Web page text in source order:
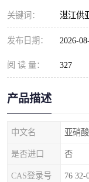
关键词： 湛江供
发布日期： 2026-
阅 读 量： 327
产品描述
中文名 亚硝
是否进口 否
CAS登录号 76 32-